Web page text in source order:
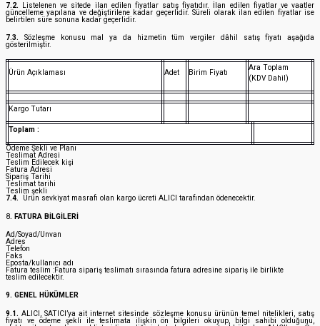
7.2. Listelenen ve sitede ilan edilen fiyatlar satış fiyatıdır. İlan edilen fiyatlar ve vaatler
güncelleme yapılana ve değiştirilene kadar geçerlidir. Süreli olarak ilan edilen fiyatlar ise
belirtilen süre sonuna kadar geçerlidir.
7.3. Sözleşme konusu mal ya da hizmetin tüm vergiler dâhil satış fiyatı aşağıda
gösterilmiştir.
Ürün Açıklaması Adet Birim Fiyatı
Ara Toplam
(KDV Dahil)
Kargo Tutarı
Toplam :
Ödeme Şekli ve Planı
Teslimat Adresi
Teslim Edilecek kişi
Fatura Adresi
Sipariş Tarihi
Teslimat tarihi
Teslim şekli
7.4. Ürün sevkiyat masrafı olan kargo ücreti ALICI tarafından ödenecektir.
8. FATURA BİLGİLERİ
Ad/Soyad/Unvan
Adres
Telefon
Faks
Eposta/kullanıcı adı
Fatura teslim :Fatura sipariş teslimatı sırasında fatura adresine sipariş ile birlikte
teslim edilecektir.
9. GENEL HÜKÜMLER
9.1. ALICI, SATICI’ya ait internet sitesinde sözleşme konusu ürünün temel nitelikleri, satış
fiyatı ve ödeme şekli ile teslimata ilişkin ön bilgileri okuyup, bilgi sahibi olduğunu,